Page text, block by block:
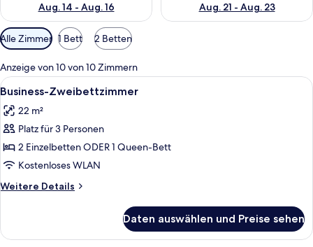
Aug. 14 - Aug. 16
Aug. 21 - Aug. 23
Verfügbare
Filter
für
Zimmer
Alle Zimmer 1 Bett 2 Betten
Anzeige von 10 von 10 Zimmern
Alle
Fotos
für
Business-
Zweibettzimmer
anzeigen
Ein Hotelzimmer mit Bett,
6
Business-Zweibettzimmer
22 m²
Platz für 3 Personen
2 Einzelbetten ODER 1 Queen-Bett
Kostenloses WLAN
Weitere Details
Weitere
Zweibettzimmer
Daten auswählen und Preise sehen